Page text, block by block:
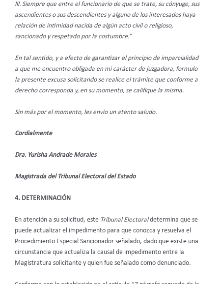
III. Siempre que entre el funcionario de que se trate, su cónyuge, sus
ascendientes o sus descendientes y alguno de los interesados haya
relación de intimidad nacida de algún acto civil o religioso,
sancionado y respetado por la costumbre.”
En tal sentido, y a efecto de garantizar el principio de imparcialidad
a que me encuentro obligada en mi carácter de juzgadora, formulo
la presente excusa solicitando se realice el trámite que conforme a
derecho corresponda y, en su momento, se califique la misma.
Sin más por el momento, les envío un atento saludo.
Cordialmente
Dra. Yurisha Andrade Morales
Magistrada del Tribunal Electoral del Estado
4. DETERMINACIÓN
En atención a su solicitud, este Tribunal Electoraldetermina que se
puede actualizar el impedimento para que conozca y resuelva el
Procedimiento Especial Sancionador señalado, dado que existe una
circunstancia que actualiza la causal de impedimento entre la
Magistratura solicitante y quien fue señalado como denunciado.